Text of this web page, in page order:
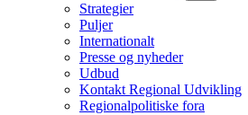
Strategier
Puljer
Internationalt
Presse og nyheder
Udbud
Kontakt Regional Udvikling
Regionalpolitiske fora